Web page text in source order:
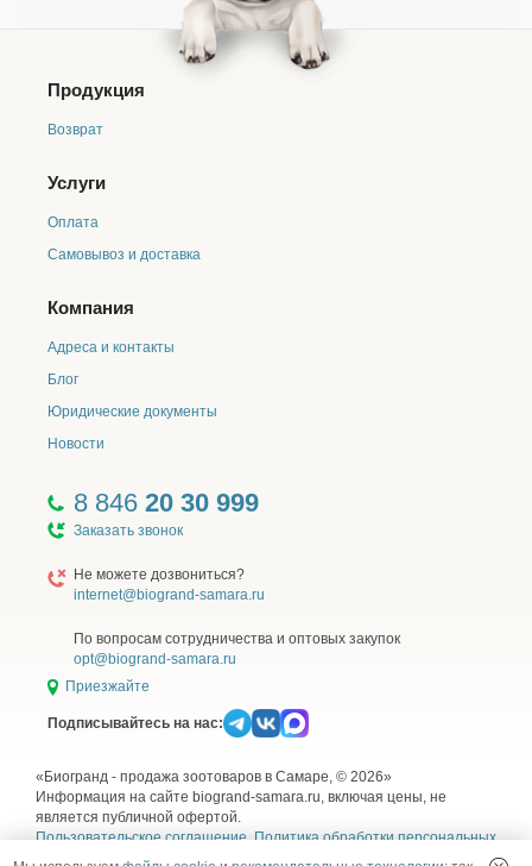
Продукция
Возврат
Услуги
Оплата
Самовывоз и доставка
Компания
Адреса и контакты
Блог
Юридические документы
Новости
8 846 20 30 999
Заказать звонок
Не можете дозвониться?
internet@biogrand-samara.ru
По вопросам сотрудничества и оптовых закупок
opt@biogrand-samara.ru
Приезжайте
Подписывайтесь на нас:
«Биогранд - продажа зоотоваров в Самаре, © 2026»
Информация на сайте biogrand-samara.ru, включая цены, не
является публичной офертой.
Пользовательское соглашение,Политика обработки персональных
Согласие на обработку персональных данных